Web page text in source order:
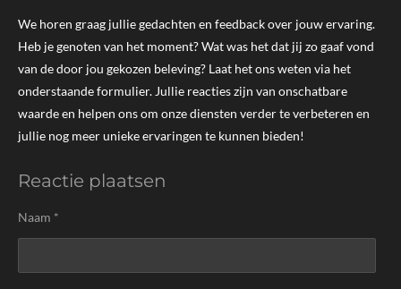
t
a
g
r
a
m
s
A
p
p
k
e
d
I
n
We horen graag jullie gedachten en feedback over jouw ervaring.
Heb je genoten van het moment? Wat was het dat jij zo gaaf vond
van de door jou gekozen beleving? Laat het ons weten via het
onderstaande formulier. Jullie reacties zijn van onschatbare
waarde en helpen ons om onze diensten verder te verbeteren en
jullie nog meer unieke ervaringen te kunnen bieden!
Reactie plaatsen
Naam *